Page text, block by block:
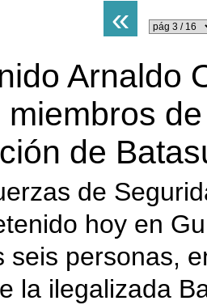
«
Arnaldo
miembros
de
de
hoy en
seis personas,
la ilegalizada